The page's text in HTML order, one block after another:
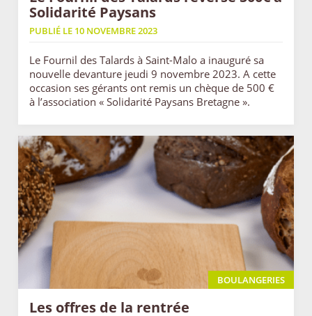
Solidarité Paysans
PUBLIÉ LE 10 NOVEMBRE 2023
Le Fournil des Talards à Saint-Malo a inauguré sa
nouvelle devanture jeudi 9 novembre 2023. A cette
occasion ses gérants ont remis un chèque de 500 €
à l’association « Solidarité Paysans Bretagne ».
BOULANGERIES
Les offres de la rentrée